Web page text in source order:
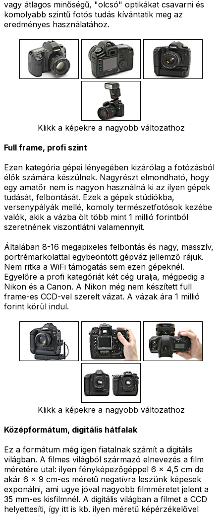
vagy átlagos minőségű, "olcsó" optikákat csavarni és
komolyabb szintű fotós tudás kívántatik meg az
eredményes használatához.
Klikk a képekre a nagyobb változathoz
Full frame, profi szint
Ezen kategória gépei lényegében kizárólag a fotózásból
élők számára készülnek. Nagyrészt elmondható, hogy
egy amatőr nem is nagyon használná ki az ilyen gépek
tudását, felbontását. Ezek a gépek stúdiókba,
versenypályák mellé, komoly természetfotósok kezébe
valók, akik a vázba ölt több mint 1 millió forintból
szeretnének viszontlátni valamennyit.
Általában 8-16 megapixeles felbontás és nagy, masszív,
portrémarkolattal egybeöntött gépváz jellemző rájuk.
Nem ritka a WiFi támogatás sem ezen gépeknél.
Egyelőre a profi kategóriát két cég uralja, mégpedig a
Nikon és a Canon. A Nikon még nem készített full
frame-es CCD-vel szerelt vázat. A vázak ára 1 millió
forint körül indul.
Klikk a képekre a nagyobb változathoz
Középformátum, digitális hátfalak
Ez a formátum még igen fiatalnak számít a digitális
világban. A filmes világból származó elnevezés a film
méretére utal: ilyen fényképezőgéppel 6 x 4,5 cm de
akár 6 x 9 cm-es méretű negatívra leszünk képesek
exponálni, ami ugye jóval nagyobb filmméretet jelent a
35 mm-es kisfilmnél. A digitális világban a filmet a CCD
helyettesíti, így itt is kb. ilyen méretű képérzékelővel